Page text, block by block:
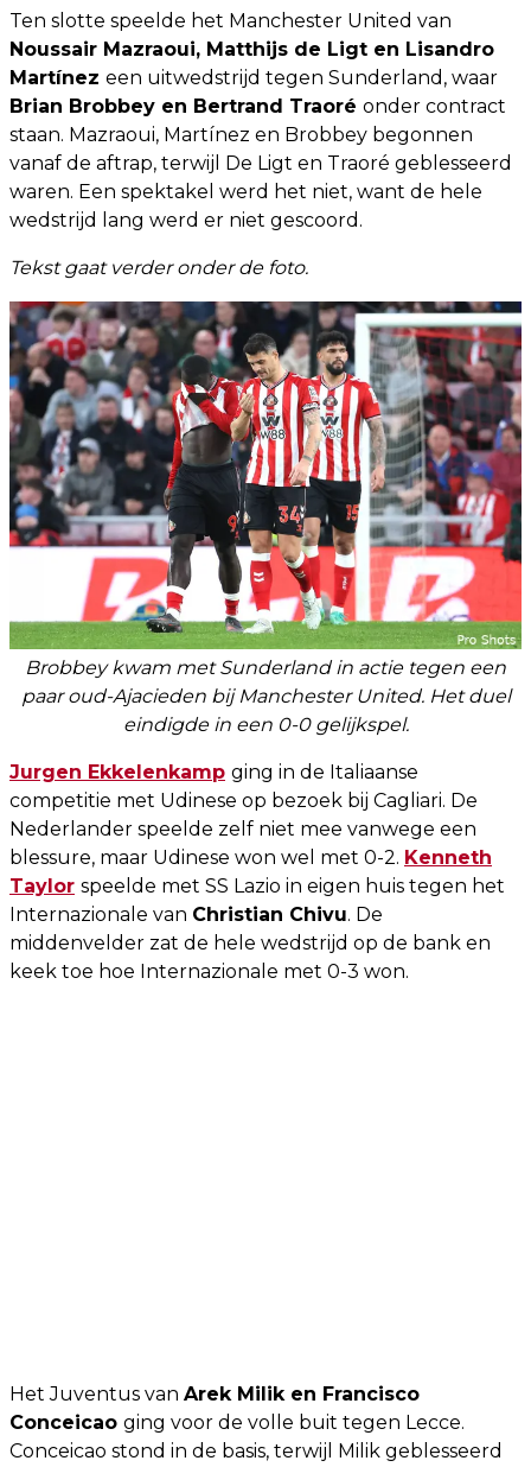
Ten slotte speelde het Manchester United van
Noussair Mazraoui, Matthijs de Ligt en Lisandro
Martínez een uitwedstrijd tegen Sunderland, waar
Brian Brobbey en Bertrand Traoré onder contract
staan. Mazraoui, Martínez en Brobbey begonnen
vanaf de aftrap, terwijl De Ligt en Traoré geblesseerd
waren. Een spektakel werd het niet, want de hele
wedstrijd lang werd er niet gescoord.
Tekst gaat verder onder de foto.
Brobbey kwam met Sunderland in actie tegen een
paar oud-Ajacieden bij Manchester United. Het duel
eindigde in een 0-0 gelijkspel.
Jurgen Ekkelenkamp ging in de Italiaanse
competitie met Udinese op bezoek bij Cagliari. De
Nederlander speelde zelf niet mee vanwege een
blessure, maar Udinese won wel met 0-2. Kenneth
Taylor speelde met SS Lazio in eigen huis tegen het
Internazionale van Christian Chivu. De
middenvelder zat de hele wedstrijd op de bank en
keek toe hoe Internazionale met 0-3 won.
Het Juventus van Arek Milik en Francisco
Conceicao ging voor de volle buit tegen Lecce.
Conceicao stond in de basis, terwijl Milik geblesseerd